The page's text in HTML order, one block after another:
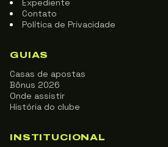
Expediente
Contato
Política de Privacidade
GUIAS
Casas de apostas
Bônus 2026
Onde assistir
História do clube
INSTITUCIONAL